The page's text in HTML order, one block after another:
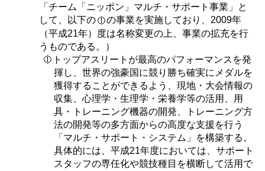
「チーム「ニッポン」マルチ・サポート事業」と
して、以下の
の事業を実施しており、2009年
（平成21年）度は名称変更の上、事業の拡充を行
うものである。）
トップアスリートが最高のパフォーマンスを発
揮し、世界の強豪国に競り勝ち確実にメダルを
獲得することができるよう、現地・大会情報の
収集、心理学・生理学・栄養学等の活用、用
具・トレーニング機器の開発、トレーニング方
法の開発等の多方面からの高度な支援を行う
「マルチ・サポート・システム」を構築する。
具体的には、平成21年度においては、サポート
スタッフの専任化や競技種目を横断して活用で